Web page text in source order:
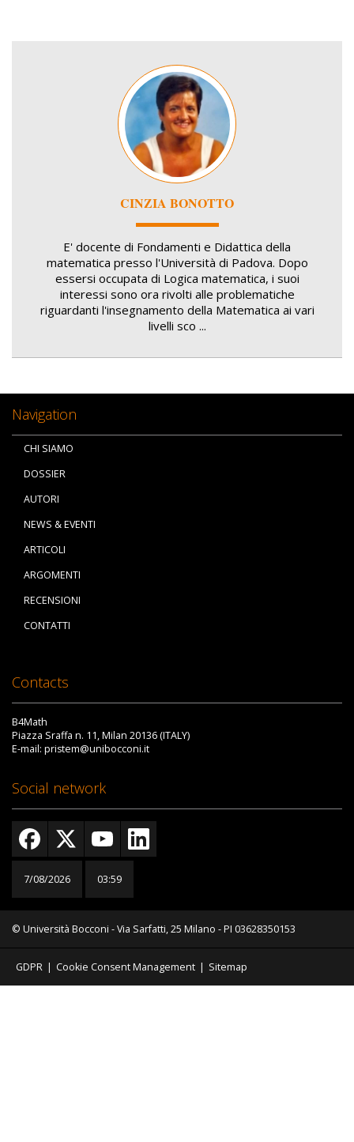
CINZIA BONOTTO
E' docente di Fondamenti e Didattica della
matematica presso l'Università di Padova. Dopo
essersi occupata di Logica matematica, i suoi
interessi sono ora rivolti alle problematiche
riguardanti l'insegnamento della Matematica ai vari
livelli sco ...
Navigation
CHI SIAMO
DOSSIER
AUTORI
NEWS & EVENTI
ARTICOLI
ARGOMENTI
RECENSIONI
CONTATTI
Contacts
B4Math
Piazza Sraffa n. 11, Milan 20136 (ITALY)
E-mail: pristem@unibocconi.it
Social network
7/08/2026 03:59
© Università Bocconi - Via Sarfatti, 25 Milano - PI 03628350153
GDPR | Cookie Consent Management | Sitemap